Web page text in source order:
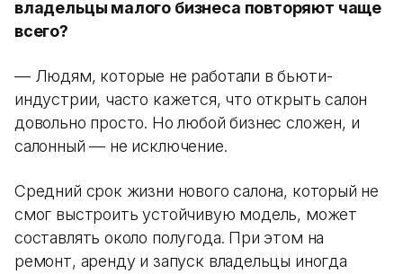
владельцы малого бизнеса повторяют чаще
всего?
— Людям, которые не работали в бьюти-
индустрии, часто кажется, что открыть салон
довольно просто. Но любой бизнес сложен, и
салонный — не исключение.
Средний срок жизни нового салона, который не
смог выстроить устойчивую модель, может
составлять около полугода. При этом на
ремонт, аренду и запуск владельцы иногда